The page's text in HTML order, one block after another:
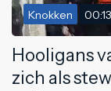
Knokken 00:13
Hooligans
zich als